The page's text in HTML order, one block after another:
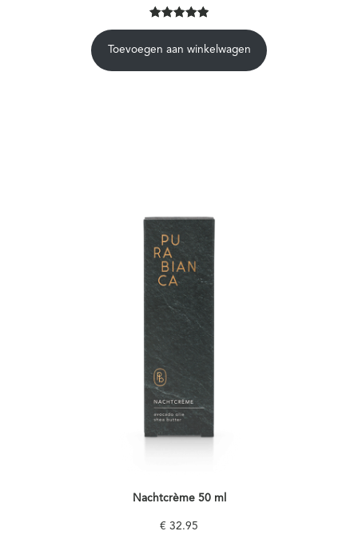
Gewaardeer
d5.00op
8
Toevoegen aan winkelwagen
Nachtcrème 50 ml
€ 32.95